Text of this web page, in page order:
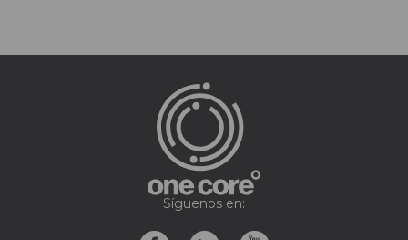
Síguenos en: